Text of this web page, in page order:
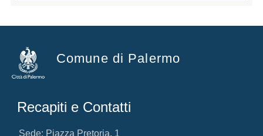
Comune di Palermo
Recapiti e Contatti
Sede: Piazza Pretoria, 1